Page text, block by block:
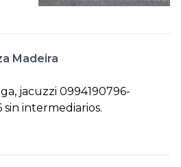
Madeira
jacuzzi 0994190796-
sin intermediarios.